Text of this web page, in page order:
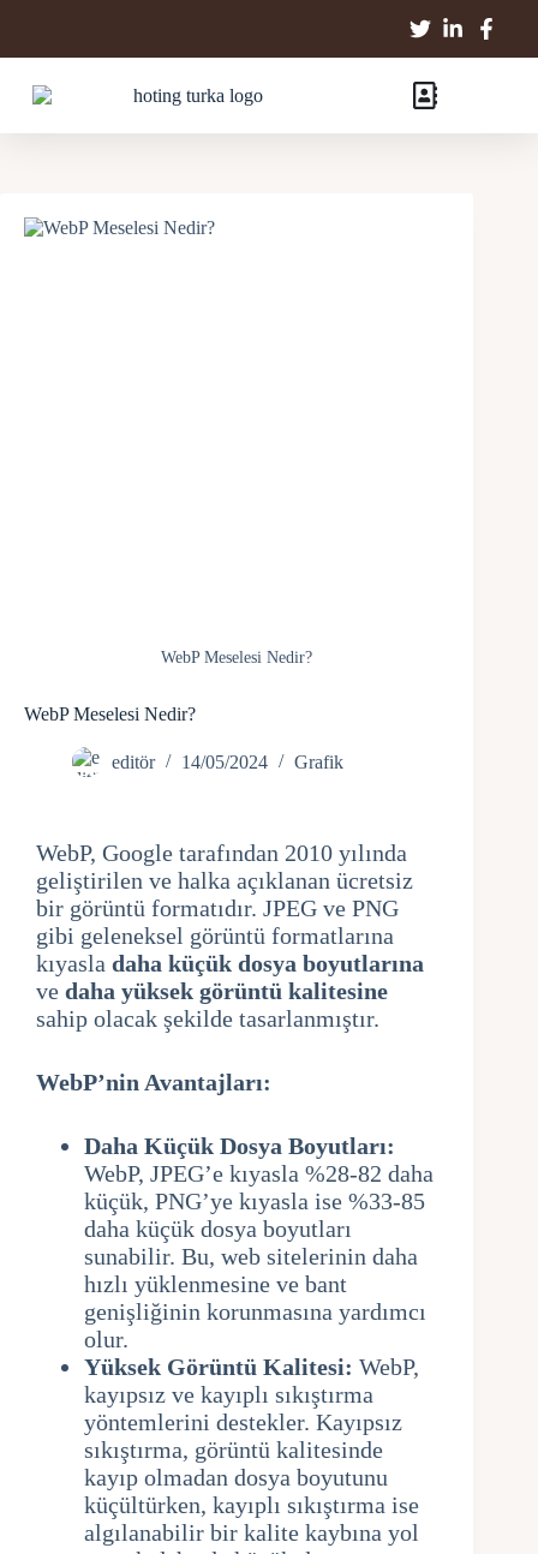
WebP Meselesi Nedir?
WebP Meselesi Nedir?
editör 14/05/2024 Grafik
WebP, Google tarafından 2010 yılında
geliştirilen ve halka açıklanan ücretsiz
bir görüntü formatıdır. JPEG ve PNG
gibi geleneksel görüntü formatlarına
kıyasla daha küçük dosya boyutlarına
ve daha yüksek görüntü kalitesine
sahip olacak şekilde tasarlanmıştır.
WebP’nin Avantajları:
Daha Küçük Dosya Boyutları:
WebP, JPEG’e kıyasla %28-82 daha
küçük, PNG’ye kıyasla ise %33-85
daha küçük dosya boyutları
sunabilir. Bu, web sitelerinin daha
hızlı yüklenmesine ve bant
genişliğinin korunmasına yardımcı
olur.
Yüksek Görüntü Kalitesi: WebP,
kayıpsız ve kayıplı sıkıştırma
yöntemlerini destekler. Kayıpsız
sıkıştırma, görüntü kalitesinde
kayıp olmadan dosya boyutunu
küçültürken, kayıplı sıkıştırma ise
algılanabilir bir kalite kaybına yol